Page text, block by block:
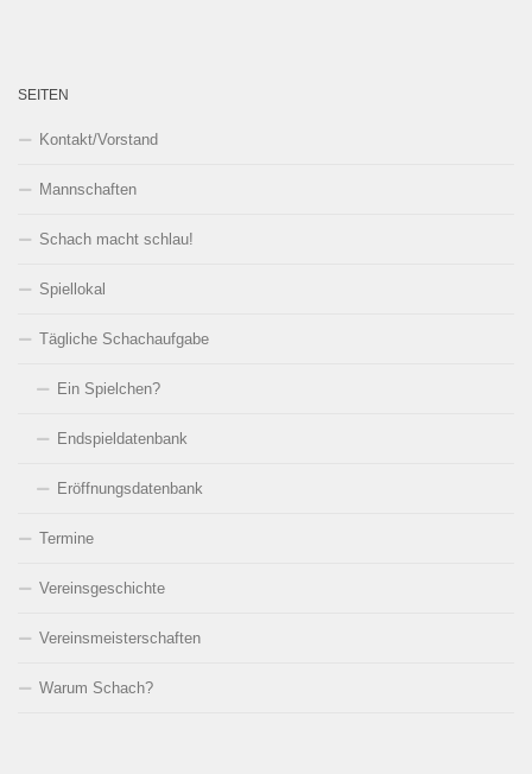
SEITEN
Kontakt/Vorstand
Mannschaften
Schach macht schlau!
Spiellokal
Tägliche Schachaufgabe
Ein Spielchen?
Endspieldatenbank
Eröffnungsdatenbank
Termine
Vereinsgeschichte
Vereinsmeisterschaften
Warum Schach?